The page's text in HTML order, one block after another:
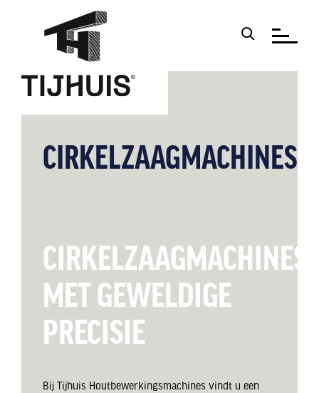
CIRKELZAAGMACHINES
CIRKELZAAGMACHINES
MET GEWELDIGE
PRECISIE
Bij Tijhuis Houtbewerkingsmachines vindt u een